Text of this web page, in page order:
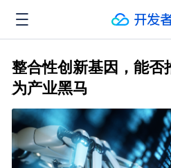
整合性创新基因，能否
为产业黑马